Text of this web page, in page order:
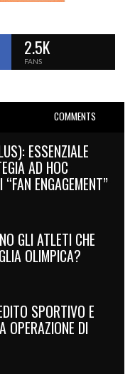
2.5K
FANS
COMMENTS
ESSENZIALE
AD HOC
ENGAGEMENT”
GLI ATLETI CHE
OLIMPICA?
SPORTIVO E
OPERAZIONE DI